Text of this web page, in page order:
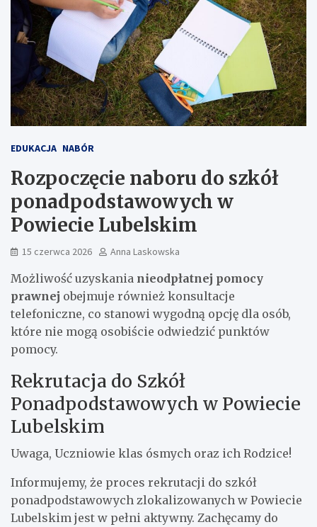
EDUKACJA NABÓR
Rozpoczęcie naboru do szkół
ponadpodstawowych w
Powiecie Lubelskim
15 czerwca 2026 Anna Laskowska
Możliwość uzyskania nieodpłatnej pomocy
prawnej obejmuje również konsultacje
telefoniczne, co stanowi wygodną opcję dla osób,
które nie mogą osobiście odwiedzić punktów
pomocy.
Rekrutacja do Szkół
Ponadpodstawowych w Powiecie
Lubelskim
Uwaga, Uczniowie klas ósmych oraz ich Rodzice!
Informujemy, że proces rekrutacji do szkół
ponadpodstawowych zlokalizowanych w Powiecie
Lubelskim jest w pełni aktywny. Zachęcamy do